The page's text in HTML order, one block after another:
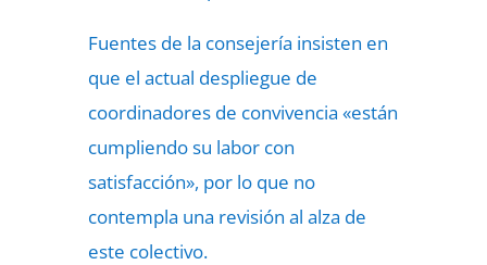
Fuentes de la consejería insisten en
que el actual despliegue de
coordinadores de convivencia «están
cumpliendo su labor con
satisfacción», por lo que no
contempla una revisión al alza de
este colectivo.